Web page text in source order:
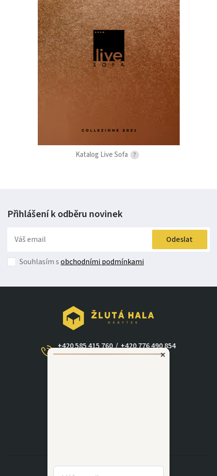
Katalog Live Sofa ?
Přihlášení k odběru novinek
Odeslat
Souhlasím sobchodními podmínkami
+420 585 415 760
(Po - Ne 09:00-17:30)
/ +420 776 490 854
KATEGORIE
×